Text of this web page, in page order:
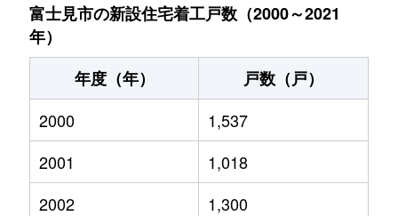
富士見市の新設住宅着工戸数（2000～2021
年）
年度（年）
戸数（戸）
2000
1,537
2001
1,018
2002
1,300